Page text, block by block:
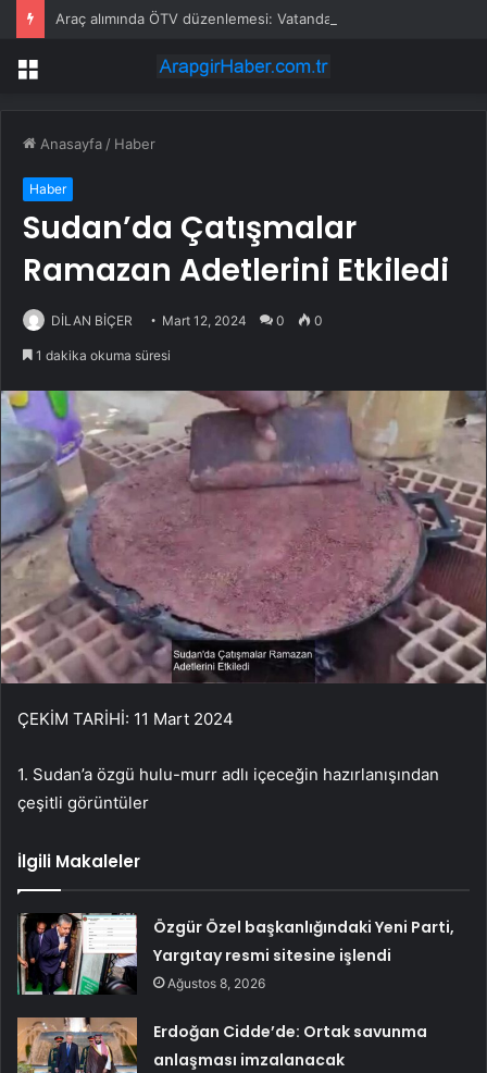
Menü
Anasayfa / Haber
Haber
Sudan’da Çatışmalar
Ramazan Adetlerini Etkiledi
DİLAN BİÇER Mart 12, 2024 0 0
1 dakika okuma süresi
ÇEKİM TARİHİ: 11 Mart 2024
1. Sudan’a özgü hulu-murr adlı içeceğin hazırlanışından
çeşitli görüntüler
İlgili Makaleler
Özgür Özel başkanlığındaki Yeni Parti,
Yargıtay resmi sitesine işlendi
Ağustos 8, 2026
Erdoğan Cidde’de: Ortak savunma
anlaşması imzalanacak